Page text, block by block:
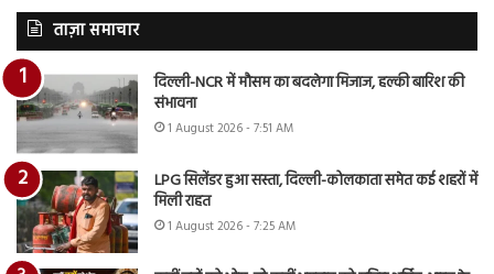
ताज़ा समाचार
दिल्ली-NCR में मौसम का बदलेगा मिजाज, हल्की बारिश की
संभावना
1 August 2026 - 7:51 AM
LPG सिलेंडर हुआ सस्ता, दिल्ली-कोलकाता समेत कई शहरों में
मिली राहत
1 August 2026 - 7:25 AM